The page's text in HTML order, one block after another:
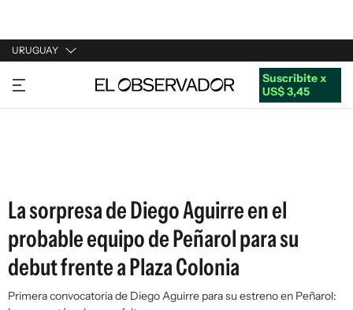
URUGUAY
URUGUAY
ARGENTINA
Suscribite x
US$ 3,45
La sorpresa de Diego Aguirre en el
probable equipo de Peñarol para su
debut frente a Plaza Colonia
Primera convocatoria de Diego Aguirre para su estreno en Peñarol: